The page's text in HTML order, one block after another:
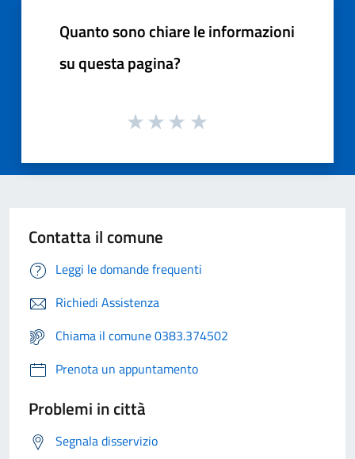
Quanto sono chiare le informazioni
su questa pagina?
Contatta il comune
Leggi le domande frequenti
Richiedi Assistenza
Chiama il comune 0383.374502
Prenota un appuntamento
Problemi in città
Segnala disservizio